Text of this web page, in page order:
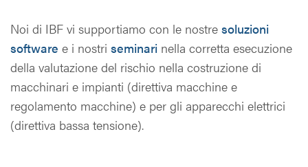
Noi di IBF vi supportiamo con le nostre soluzioni
software e i nostri seminari nella corretta esecuzione
della valutazione del rischio nella costruzione di
macchinari e impianti (direttiva macchine e
regolamento macchine) e per gli apparecchi elettrici
(direttiva bassa tensione).